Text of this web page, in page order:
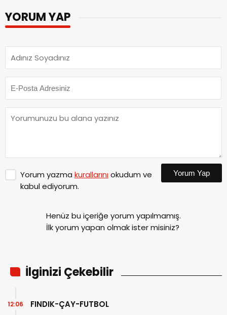
YORUM YAP
Yorum yazma kurallarınıokudum ve
kabul ediyorum.
Yorum Yap
Henüz bu içeriğe yorum yapılmamış.
İlk yorum yapan olmak ister misiniz?
İlginizi Çekebilir
FINDIK-ÇAY-FUTBOL
12:06